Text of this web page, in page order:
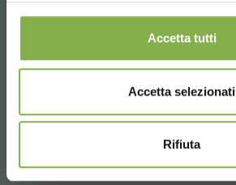
Accetta tutti
Accetta selezionati
Rifiuta